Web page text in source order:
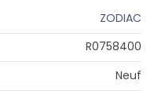
ZODIAC
R0758400
Neuf